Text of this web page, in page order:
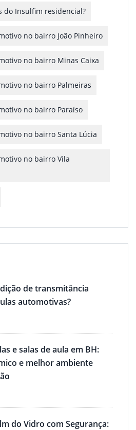
do Insulfim residencial?
no bairro João Pinheiro
no bairro Minas Caixa
no bairro Palmeiras
no bairro Paraíso
no bairro Santa Lúcia
no bairro Vila
de transmitância
automotivas?
e salas de aula em BH:
e melhor ambiente
do Vidro com Segurança: